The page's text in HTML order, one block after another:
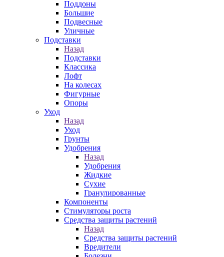
Поддоны
Большие
Подвесные
Уличные
Подставки
Назад
Подставки
Классика
Лофт
На колесах
Фигурные
Опоры
Уход
Назад
Уход
Грунты
Удобрения
Назад
Удобрения
Жидкие
Сухие
Гранулированные
Компоненты
Стимуляторы роста
Средства защиты растений
Назад
Средства защиты растений
Вредители